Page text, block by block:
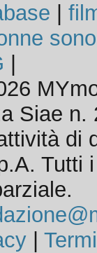
Siae n.
di
Tutti
|